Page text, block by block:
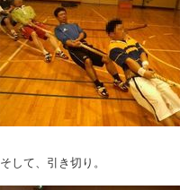
そして、引き切り。